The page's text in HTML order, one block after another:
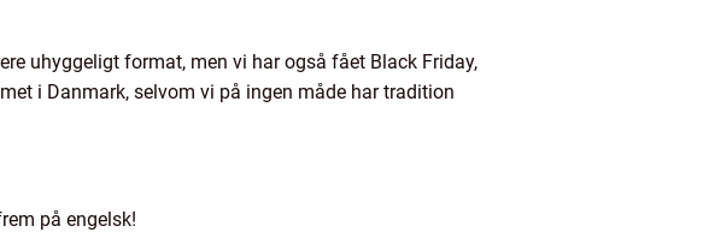
uhyggeligt format, men vi har også fået Black Friday,
i Danmark, selvom vi på ingen måde har tradition
på engelsk!